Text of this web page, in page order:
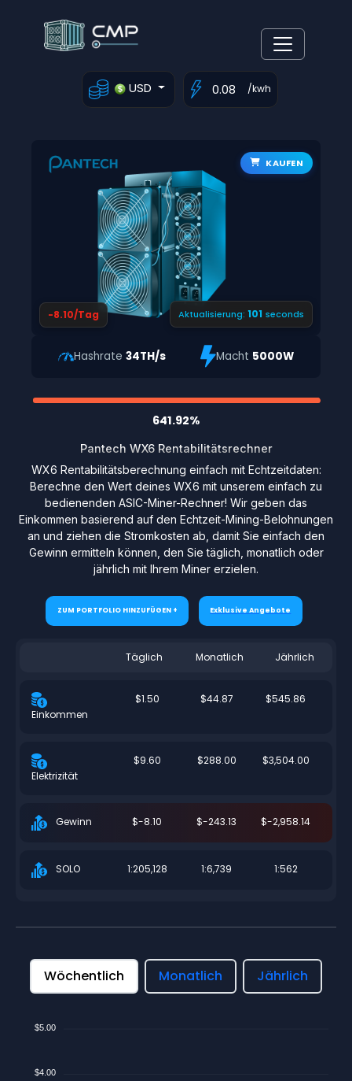
USD /kwh
KAUFEN
-8.10/Tag Aktualisierung: 100 seconds
Hashrate34TH/s Macht 5000W
641.92%
Pantech WX6 Rentabilitätsrechner
WX6 Rentabilitätsberechnung einfach mit Echtzeitdaten:
Berechne den Wert deines WX6 mit unserem einfach zu
bedienenden ASIC-Miner-Rechner! Wir geben das
Einkommen basierend auf den Echtzeit-Mining-Belohnungen
an und ziehen die Stromkosten ab, damit Sie einfach den
Gewinn ermitteln können, den Sie täglich, monatlich oder
jährlich mit Ihrem Miner erzielen.
ZUM PORTFOLIO HINZUFÜGEN + Exklusive Angebote
Täglich Monatlich Jährlich
Einkommen
$1.50 $44.87 $545.86
Elektrizität
$9.60 $288.00 $3,504.00
Gewinn $-8.10 $-243.13 $-2,958.14
SOLO 1:205,128 1:6,739 1:562
Wöchentlich Monatlich Jährlich
$5.00
$4.00